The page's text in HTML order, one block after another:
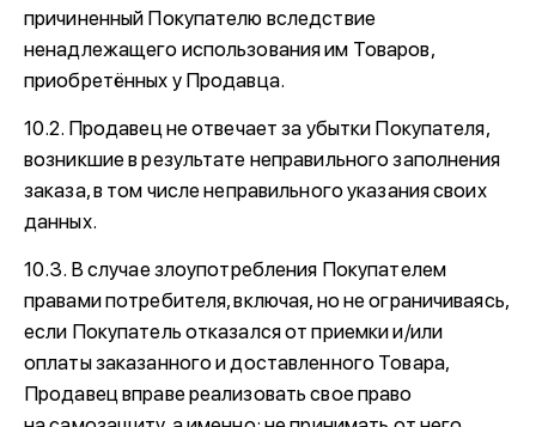
причиненный Покупателю вследствие
ненадлежащего использования им Товаров,
приобретённых у Продавца.
10.2. Продавец не отвечает за убытки Покупателя,
возникшие в результате неправильного заполнения
заказа, в том числе неправильного указания своих
данных.
10.3. В случае злоупотребления Покупателем
правами потребителя, включая, но не ограничиваясь,
если Покупатель отказался от приемки и/или
оплаты заказанного и доставленного Товара,
Продавец вправе реализовать свое право